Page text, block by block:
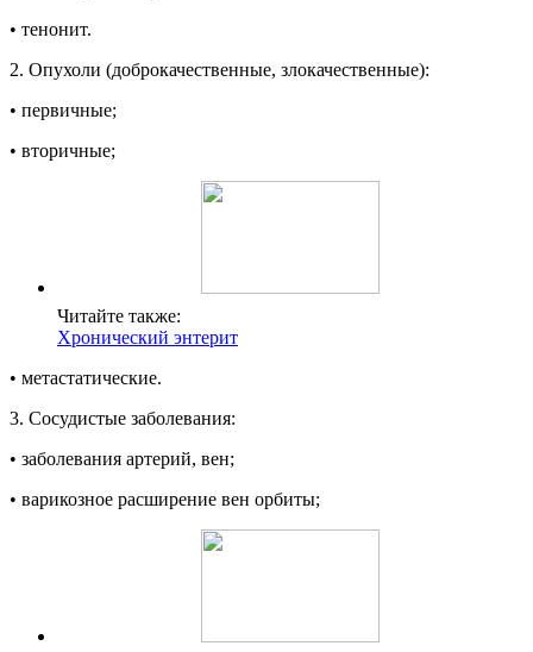
• тенонит.
2. Опухоли (доброкачественные, злокачественные):
• первичные;
• вторичные;
Читайте также:
Хронический энтерит
• метастатические.
3. Сосудистые заболевания:
• заболевания артерий, вен;
• варикозное расширение вен орбиты;